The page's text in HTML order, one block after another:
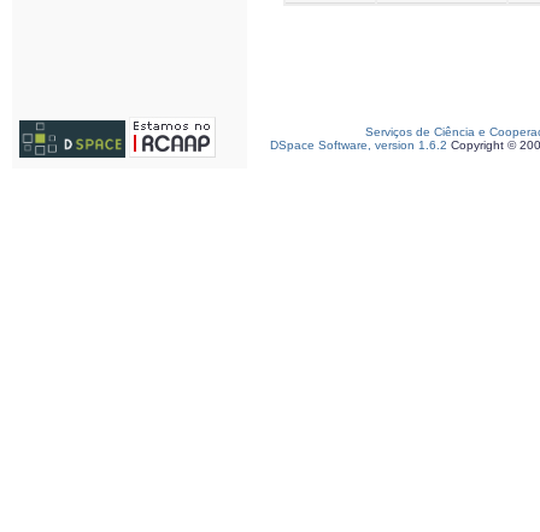
Serviços de Ciência e
DSpace Software, version 1.6.2 Copyright ©